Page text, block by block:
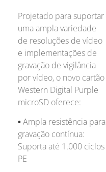
Projetado para suportar
uma ampla variedade
de resoluções de vídeo
e implementações de
gravação de vigilância
por vídeo, o novo cartão
Western Digital Purple
microSD oferece:
•Ampla resistência para
gravação contínua:
Suporta até 1.000 ciclos
PE